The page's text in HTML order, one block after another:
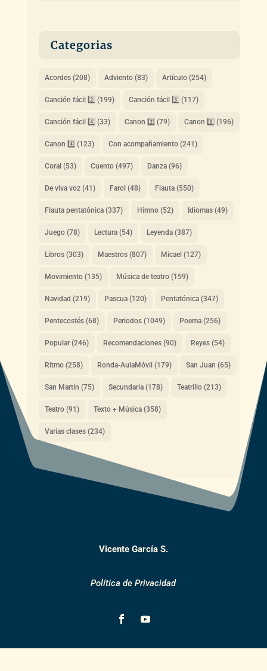
Categorias
Acordes(208) Adviento(83) Artículo(254)
Canción fácil 2️⃣ (199) Canción fácil 3️⃣ (117)
Canción fácil 4️⃣ (33) Canon 2️⃣ (79) Canon 3️⃣ (196)
Canon 4️⃣ (123) Con acompañamiento(241)
Coral(53) Cuento(497) Danza(96)
De viva voz(41) Farol(48) Flauta(550)
Flauta pentatónica(337) Himno(52) Idiomas(49)
Juego(78) Lectura(54) Leyenda(387)
Libros(303) Maestros(807) Micael(127)
Movimiento(135) Música de teatro(159)
Navidad (219) Pascua(120) Pentatónica(347)
Pentecostés(68) Periodos(1049) Poema(256)
Popular(246) Recomendaciones(90) Reyes(54)
Ritmo(258) Ronda-AulaMóvil(179) San Juan (65)
San Martín (75) Secundaria(178) Teatrillo(213)
Teatro(91) Texto + Música(358)
Varias clases(234)
Vicente García S.
Política de Privacidad